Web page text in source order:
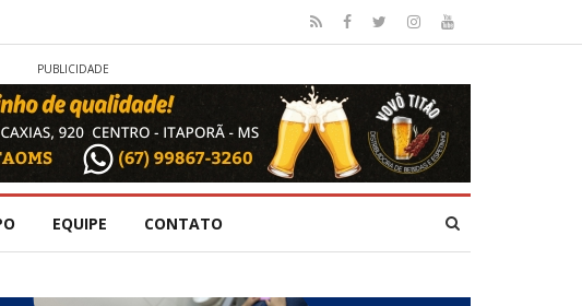
PUBLICIDADE
EQUIPE CONTATO